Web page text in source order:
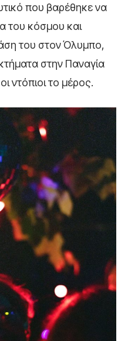
που βαρέθηκε να
του κόσμου και
του στον Όλυμπο,
στην Παναγία
ντόπιοι το μέρος.